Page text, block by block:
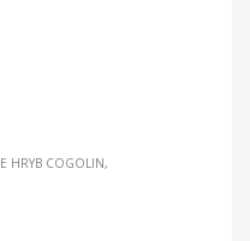
HRYB COGOLIN